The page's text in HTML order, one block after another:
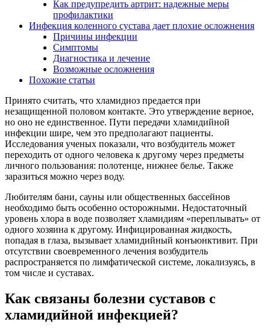
Как предупредить артрит: надежные меры
профилактики
Инфекция коленного сустава дает плохие осложнения
Причины инфекции
Симптомы
Диагностика и лечение
Возможные осложнения
Похожие статьи
Принято считать, что хламидиоз предается при
незащищенной половом контакте. Это утверждение верное,
но оно не единственное. Пути передачи хламидийной
инфекции шире, чем это предполагают пациенты.
Исследования ученых показали, что возбудитель может
переходить от одного человека к другому через предметы
личного пользования: полотенце, нижнее белье. Также
заразиться можно через воду.
Любителям бани, сауны или общественных бассейнов
необходимо быть особенно осторожными. Недостаточный
уровень хлора в воде позволяет хламидиям «переплывать» от
одного хозяина к другому. Инфицированная жидкость,
попадая в глаза, вызывает хламидийный конъюнктивит. При
отсутствии своевременного лечения возбудитель
распространяется по лимфатической системе, локализуясь, в
том числе и суставах.
Как связаны болезни суставов с
хламидийной инфекцией?